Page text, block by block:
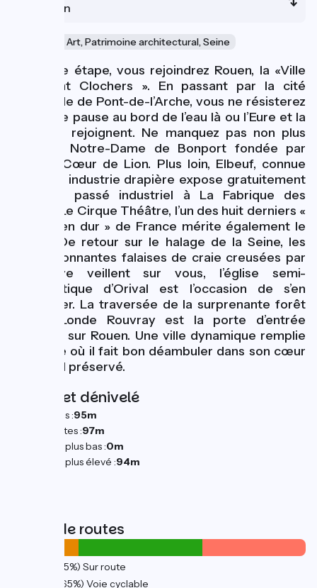
Rouen
Culture et Art, Patrimoine architectural, Seine
Sur cette étape, vous rejoindrez Rouen, la «Ville
aux Cent Clochers ». En passant par la cité
médiévale de Pont-de-l’Arche, vous ne résisterez
pas à une pause au bord de l’eau là ou l’Eure et la
Seine se rejoignent. Ne manquez pas non plus
l’Abbaye Notre-Dame de Bonport fondée par
Richard Cœur de Lion. Plus loin, Elbeuf, connue
pour son industrie drapière expose gratuitement
ce riche passé industriel à La Fabrique des
savoirs. Le Cirque Théâtre, l’un des huit derniers «
cirques en dur » de France mérite également le
détour. De retour sur le halage de la Seine, les
impressionnantes falaises de craie creusées par
le fleuve veillent sur vous, l’église semi-
troglodytique d’Orival est l’occasion de s’en
approcher. La traversée de la surprenante forêt
de La Londe Rouvray est la porte d’entrée
naturelle sur Rouen. Une ville dynamique remplie
d’histoire où il fait bon déambuler dans son cœur
médiéval préservé.
Pentes et dénivelé
Montées :95m
Descentes :97m
Point le plus bas :0m
Point le plus élevé :94m
Types de routes
(35%) Sur route
(65%) Voie cyclable